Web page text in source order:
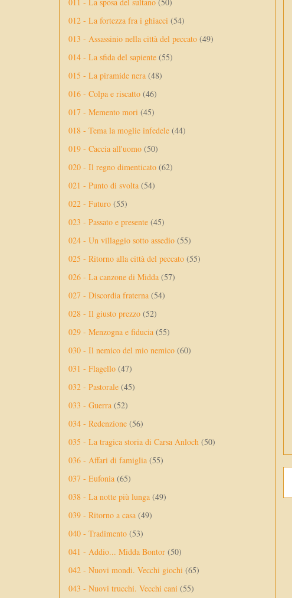
012 - La fortezza fra i ghiacci (54)
013 - Assassinio nella città del peccato (49)
014 - La sfida del sapiente (55)
015 - La piramide nera (48)
016 - Colpa e riscatto (46)
017 - Memento mori (45)
018 - Tema la moglie infedele (44)
019 - Caccia all'uomo (50)
020 - Il regno dimenticato (62)
021 - Punto di svolta (54)
022 - Futuro (55)
023 - Passato e presente (45)
024 - Un villaggio sotto assedio (55)
025 - Ritorno alla città del peccato (55)
026 - La canzone di Midda (57)
027 - Discordia fraterna (54)
028 - Il giusto prezzo (52)
029 - Menzogna e fiducia (55)
030 - Il nemico del mio nemico (60)
031 - Flagello (47)
032 - Pastorale (45)
033 - Guerra (52)
034 - Redenzione (56)
035 - La tragica storia di Carsa Anloch (50)
036 - Affari di famiglia (55)
037 - Eufonia (65)
038 - La notte più lunga (49)
039 - Ritorno a casa (49)
040 - Tradimento (53)
041 - Addio... Midda Bontor (50)
042 - Nuovi mondi. Vecchi giochi (65)
043 - Nuovi trucchi. Vecchi cani (55)